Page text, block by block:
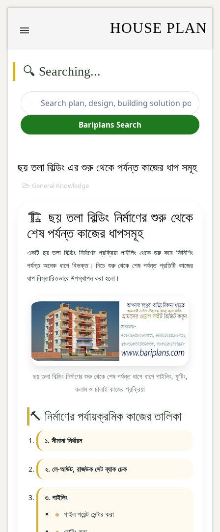
HOUSE PLAN
🔍 Searching...
Bariplans Search
ছয় তলা বিল্ডিং এর শুরু থেকে পর্যন্ত কাজের ধাপ সমূহ
General Knowledge
🏗️ ছয় তলা বিল্ডিং নির্মাণের শুরু থেকে
শেষ পর্যন্ত কাজের ধাপসমূহ
একটি ছয় তলা বিল্ডিং নির্মাণের প্রক্রিয়া পাইলিং থেকে শুরু করে ফিনিশিং
পর্যন্ত অনেক ধাপে বিভক্ত। নিচে শুরু থেকে শেষ পর্যন্ত প্রতিটি কাজের
ধাপ বিস্তারিতভাবে উপস্থাপন করা হলো।
ছয় তলা বিল্ডিং নির্মাণের শুরু থেকে শেষ পর্যন্ত ধাপে ধাপে পাইলিং, ফুটিং,
কলাম ও ঢালাই কাজের প্রক্রিয়া
🔨 নির্মাণের পর্যায়ক্রমিক কাজের তালিকা
১. সীমানা নির্ধারন
২. লে-আউট, রাজউক সেট ব্যাক চেক
৩. পাইলিং
পাইল পয়েন্ট সেন্টার করা